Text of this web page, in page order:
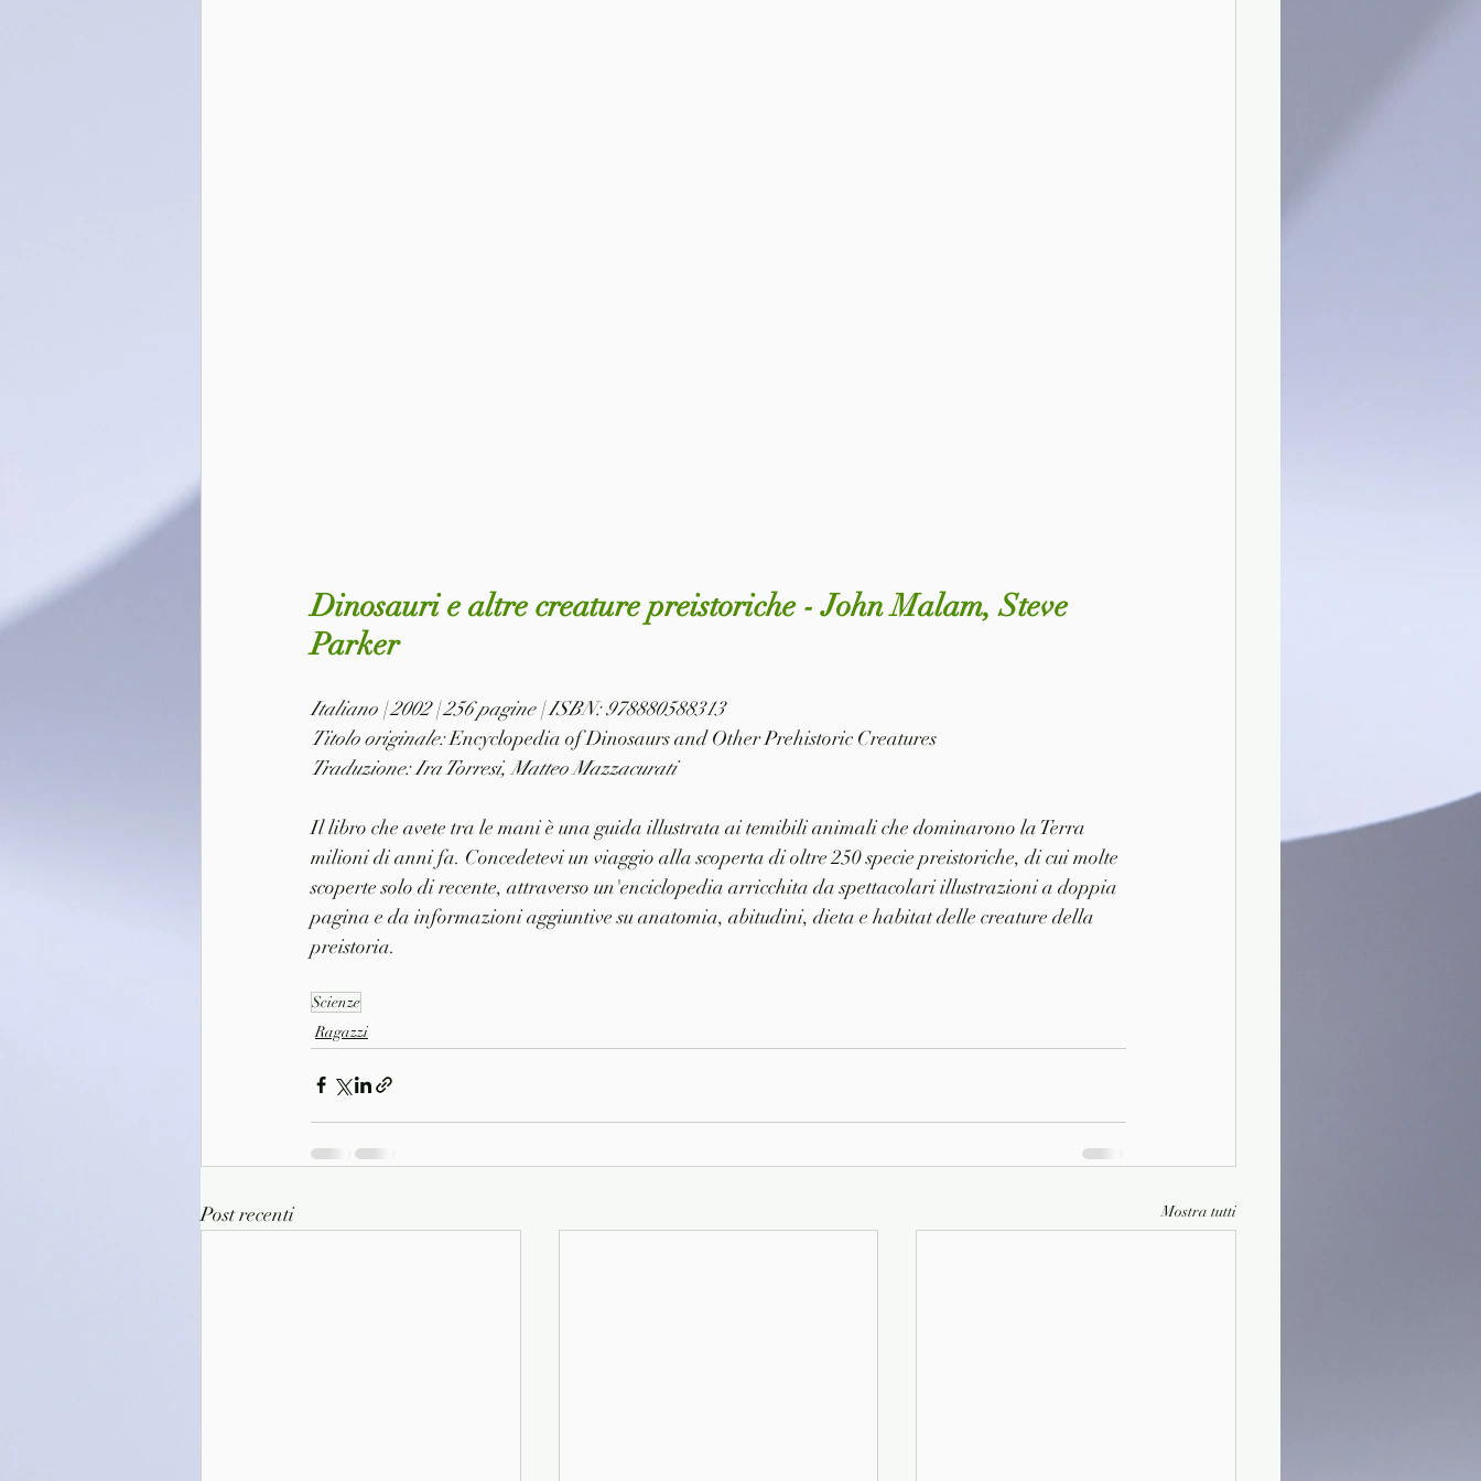
Dinosauri e altre creature preistoriche - John Malam, Steve
Parker
Italiano | 2002 | 256 pagine | ISBN: 978880588313
Titolo originale: Encyclopedia of Dinosaurs and Other Prehistoric Creatures
Traduzione: Ira Torresi, Matteo Mazzacurati
Il libro che avete tra le mani è una guida illustrata ai temibili animali che dominarono la Terra
milioni di anni fa. Concedetevi un viaggio alla scoperta di oltre 250 specie preistoriche, di cui molte
scoperte solo di recente, attraverso un'enciclopedia arricchita da spettacolari illustrazioni a doppia
pagina e da informazioni aggiuntive su anatomia, abitudini, dieta e habitat delle creature della
preistoria.
Scienze
Ragazzi
Post recenti Mostra tutti